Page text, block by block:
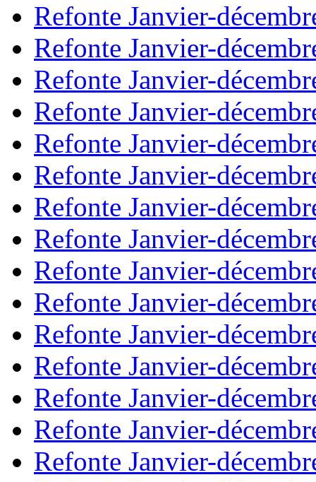
Refonte Janvier-
Refonte Janvier-
Refonte Janvier-
Refonte Janvier-
Refonte Janvier-
Refonte Janvier-
Refonte Janvier-
Refonte Janvier-
Refonte Janvier-
Refonte Janvier-
Refonte Janvier-
Refonte Janvier-
Refonte Janvier-
Refonte Janvier-
Refonte Janvier-